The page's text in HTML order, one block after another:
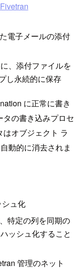
電子メールの添付
、添付ファイルを
し永続的に保存
に正常に書き
の書き込みプロセ
オブジェクト ラ
動的に消去されま
ュ化
特定の列を同期の
ッシュ化すること
管理のネット